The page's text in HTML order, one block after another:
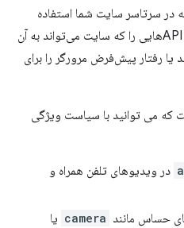
سرتاسر سایت شما استفاده
می‌شود اعمال کند. این خط‌مشی‌ها APIهایی را که سایت می‌تواند به آن
رفتار پیش‌فرض مرورگر را برای
که می توانید با سیاست ویژگی
در ویدیوهای تلفن همراه و
camera یا